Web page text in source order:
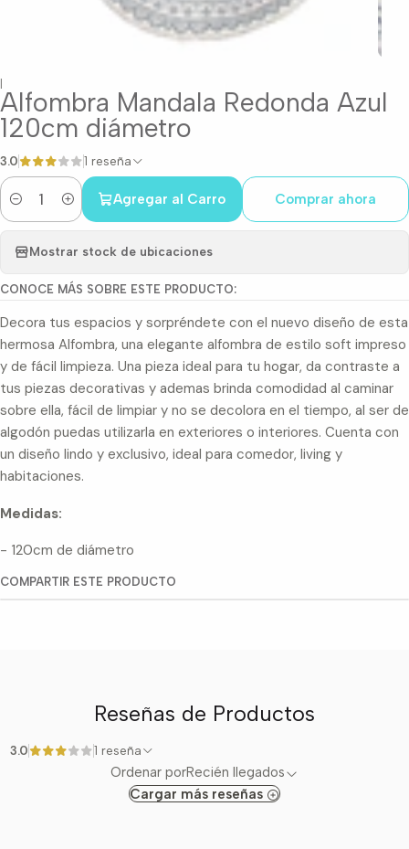
|
Alfombra Mandala Redonda Azul
120cm diámetro
3.0 1 reseña
Cantidad
Agregar al Carro Comprar ahora
Mostrar stock de ubicaciones
CONOCE MÁS SOBRE ESTE PRODUCTO:
Decora tus espacios y sorpréndete con el nuevo diseño de esta
hermosa Alfombra, una elegante alfombra de estilo soft impreso
y de fácil limpieza. Una pieza ideal para tu hogar, da contraste a
tus piezas decorativas y ademas brinda comodidad al caminar
sobre ella, fácil de limpiar y no se decolora en el tiempo, al ser de
algodón puedas utilizarla en exteriores o interiores. Cuenta con
un diseño lindo y exclusivo, ideal para comedor, living y
habitaciones.
Medidas:
- 120cm de diámetro
COMPARTIR ESTE PRODUCTO
Reseñas de Productos
3.0 1 reseña
Ordenar porRecién llegados
Cargar más reseñas